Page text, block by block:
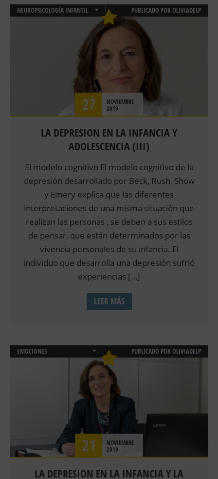
NEUROPSICOLOGÍA INFANTIL
PSICOLOGIA INFANTIL Y JUVENIL
PUBLICADO POR OLIVIADELP
27
NOVIEMBRE
2019
LA DEPRESION EN LA INFANCIA Y
ADOLESCENCIA (III)
El modelo cognitivo El modelo cognitivo de la
depresión desarrollado por Beck, Rush, Show
y Emery explica que las diferentes
interpretaciones de una misma situación que
realizan las personas , se deben a sus estilos
de pensar, que están determinados por las
vivencia personales de su infancia. El
individuo que desarrolla una depresión sufrió
experiencias […]
LEER MÁS
EMOCIONES
NEUROPSICOLOGÍA INFANTIL
PSICOLOGIA INFANTIL Y JUVENIL
PUBLICADO POR OLIVIADELP
21
NOVIEMBRE
2019
LA DEPRESION EN LA INFANCIA Y LA